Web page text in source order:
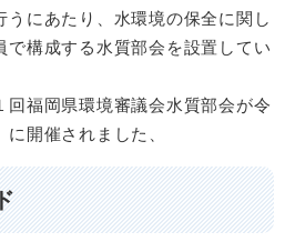
にあたり、水環境の保全に関し
で構成する水質部会を設置してい
回福岡県環境審議会水質部会が令
開催されました、